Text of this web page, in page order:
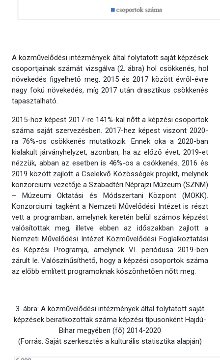
A közművelődési intézmények által folytatott saját képzések
csoportjainak számát vizsgálva (2. ábra) hol csökkenés, hol
növekedés figyelhető meg. 2015 és 2017 között évről-évre
nagy fokú növekedés, míg 2017 után drasztikus csökkenés
tapasztalható.
2015-höz képest 2017-re 141%-kal nőtt a képzési csoportok
száma saját szervezésben. 2017-hez képest viszont 2020-
ra 76%-os csökkenés mutatkozik. Ennek oka a 2020-ban
kialakult járványhelyzet, azonban, ha az előző évet, 2019-et
nézzük, abban az esetben is 46%-os a csökkenés. 2016 és
2019 között zajlott a Cselekvő Közösségek projekt, melynek
konzorciumi vezetője a Szabadtéri Néprajzi Múzeum (SZNM)
– Múzeumi Oktatási és Módszertani Központ (MOKK).
Konzorciumi tagként a Nemzeti Művelődési Intézet is részt
vett a programban, amelynek keretén belül számos képzést
valósítottak meg, illetve ebben az időszakban zajlott a
Nemzeti Művelődési Intézet Közművelődési Foglalkoztatási
és Képzési Programja, amelynek VI. periódusa 2019-ben
zárult le. Valószínűsíthető, hogy a képzési csoportok száma
az előbb említett programoknak köszönhetően nőtt meg.
3. ábra: A közművelődési intézmények által folytatott saját
képzések beiratkozottak száma képzési típusonként Hajdú-
Bihar megyében (fő) 2014-2020
(Forrás: Saját szerkesztés a kulturális statisztika alapján)